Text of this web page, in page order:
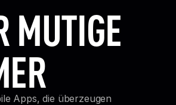
MUTIGE
Apps, die überzeugen